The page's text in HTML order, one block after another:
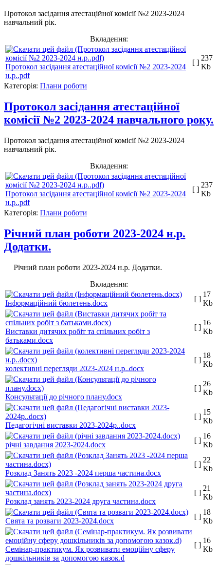
Протокол засідання атестаційної комісії №2 2023-2024
навчальний рік.
Вкладення:
Протокол засідання атестаційної комісії №2 2023-2024
н.р..pdf
[ ]
237
Kb
Категорія: Плани роботи
Протокол засідання атестаційної
комісії №2 2023-2024 навчального року.
Протокол засідання атестаційної комісії №2 2023-2024
навчальний рік.
Вкладення:
Протокол засідання атестаційної комісії №2 2023-2024
н.р..pdf
[ ]
237
Kb
Категорія: Плани роботи
Річний план роботи 2023-2024 н.р.
Додатки.
Річний план роботи 2023-2024 н.р. Додатки.
Вкладення:
Інформаційний бюлетень.docx
[ ]
17
Kb
Виставки дитячих робіт та спільних робіт з
батьками.docx
[ ]
16
Kb
колективні перегляди 2023-2024 н.р..docx
[ ]
18
Kb
Консультації до річного плану.docx
[ ]
26
Kb
Педагогічні виставки 2023-2024р..docx
[ ]
15
Kb
річні завдання 2023-2024.docx
[ ]
16
Kb
Розклад Занять 2023 -2024 перша частина.docx
[ ]
22
Kb
Розклад занять 2023-2024 друга частина.docx
[ ]
21
Kb
Свята та розваги 2023-2024.docx
[ ]
18
Kb
Семінар-практикум. Як розвивати емоційну сферу
дошкільників за допомогою казок.d
[ ]
16
Kb